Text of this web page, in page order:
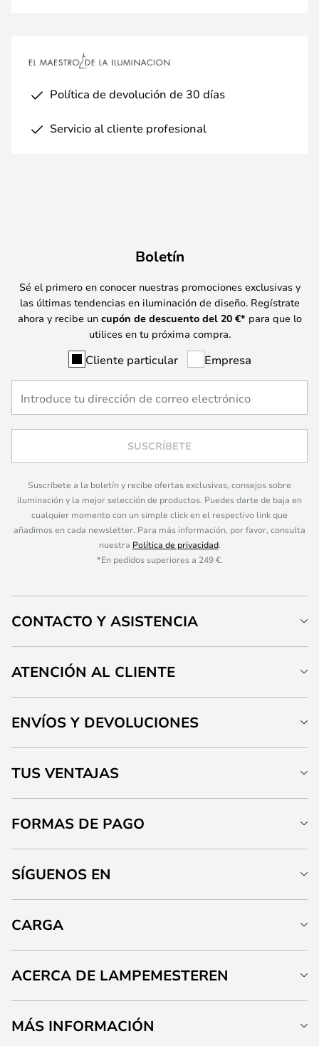
Política de devolución de 30 días
Servicio al cliente profesional
Boletín
Sé el primero en conocer nuestras promociones exclusivas y
las últimas tendencias en iluminación de diseño. Regístrate
ahora y recibe un cupón de descuento del 20 €* para que lo
utilices en tu próxima compra.
Cliente particular Empresa
SUSCRÍBETE
Suscríbete a la boletín y recibe ofertas exclusivas, consejos sobre
iluminación y la mejor selección de productos. Puedes darte de baja en
cualquier momento con un simple click en el respectivo link que
añadimos en cada newsletter. Para más información, por favor, consulta
nuestra Política de privacidad.
*En pedidos superiores a 249 €.
CONTACTO Y ASISTENCIA
ATENCIÓN AL CLIENTE
ENVÍOS Y DEVOLUCIONES
TUS VENTAJAS
FORMAS DE PAGO
SÍGUENOS EN
CARGA
ACERCA DE LAMPEMESTEREN
MÁS INFORMACIÓN